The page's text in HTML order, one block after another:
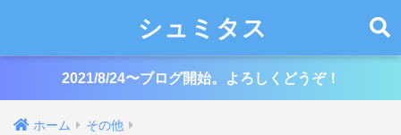
シュミタス
2021/8/24〜ブログ開始。よろしくどうぞ！
ホーム その他